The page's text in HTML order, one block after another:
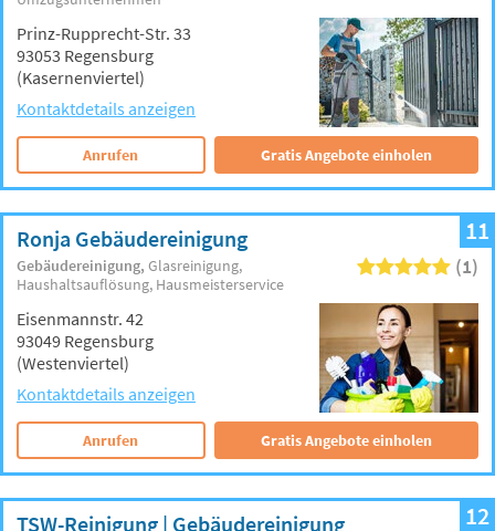
Prinz-Rupprecht-Str. 33
93053 Regensburg
(Kasernenviertel)
Kontaktdetails anzeigen
Anrufen Gratis Angebote einholen
11
Ronja Gebäudereinigung
Gebäudereinigung Glasreinigung
Haushaltsauflösung Hausmeisterservice
(1)
Eisenmannstr. 42
93049 Regensburg
(Westenviertel)
Kontaktdetails anzeigen
Anrufen Gratis Angebote einholen
12
TSW-Reinigung | Gebäudereinigung